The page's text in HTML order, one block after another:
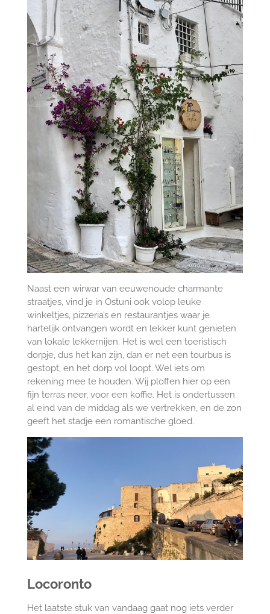
Naast een wirwar van eeuwenoude charmante
straatjes, vind je in Ostuni ook volop leuke
winkeltjes, pizzeria’s en restaurantjes waar je
hartelijk ontvangen wordt en lekker kunt genieten
van lokale lekkernijen. Het is wel een toeristisch
dorpje, dus het kan zijn, dan er net een tourbus is
gestopt, en het dorp vol loopt. Wel iets om
rekening mee te houden. Wij ploffen hier op een
fijn terras neer, voor een koffie. Het is ondertussen
al eind van de middag als we vertrekken, en de zon
geeft het stadje een romantische gloed.
Locoronto
Het laatste stuk van vandaag gaat nog iets verder